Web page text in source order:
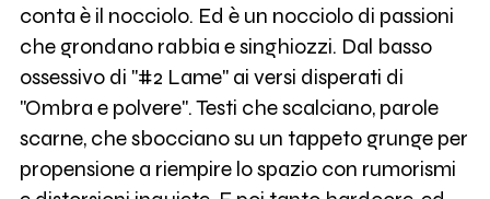
conta è il nocciolo. Ed è un nocciolo di passioni
che grondano rabbia e singhiozzi. Dal basso
ossessivo di "#2 Lame" ai versi disperati di
"Ombra e polvere". Testi che scalciano, parole
scarne, che sbocciano su un tappeto grunge per
propensione a riempire lo spazio con rumorismi